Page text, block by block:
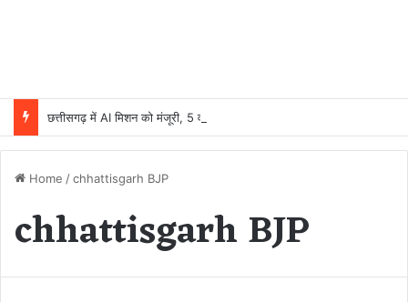
छत्तीसगढ़ में AI मिशन को मंजूरी, 5 वर्षों में 500 करोड़ रुपये होंगे खर्च
Home /chhattisgarh BJP
chhattisgarh BJP